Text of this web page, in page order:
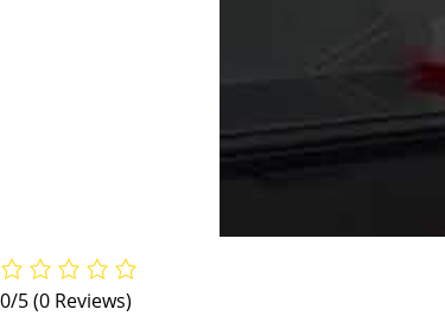
0/5(0 Reviews)